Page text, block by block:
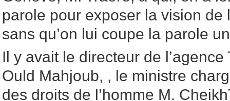
parole pour exposer la vision de
sans qu’on lui coupe la parole
Il y avait le directeur de
Ould Mahjoub, , le ministre
des droits de l’homme M.